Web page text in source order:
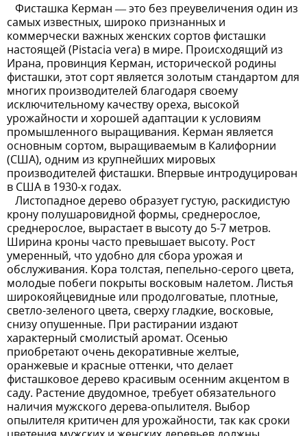
Фисташка Керман — это без преувеличения один из
самых известных, широко признанных и
коммерчески важных женских сортов фисташки
настоящей (Pistacia vera) в мире. Происходящий из
Ирана, провинция Керман, исторической родины
фисташки, этот сорт является золотым стандартом для
многих производителей благодаря своему
исключительному качеству ореха, высокой
урожайности и хорошей адаптации к условиям
промышленного выращивания. Керман является
основным сортом, выращиваемым в Калифорнии
(США), одним из крупнейших мировых
производителей фисташки. Впервые интродуцирован
в США в 1930-х годах.
Листопадное дерево образует густую, раскидистую
крону полушаровидной формы, среднерослое,
среднерослое, вырастает в высоту до 5-7 метров.
Ширина кроны часто превышает высоту. Рост
умеренный, что удобно для сбора урожая и
обслуживания. Кора толстая, пепельно-серого цвета,
молодые побеги покрыты восковым налетом. Листья
широкояйцевидные или продолговатые, плотные,
светло-зеленого цвета, сверху гладкие, восковые,
снизу опушенные. При растирании издают
характерный смолистый аромат. Осенью
приобретают очень декоративные желтые,
оранжевые и красные оттенки, что делает
фисташковое дерево красивым осенним акцентом в
саду. Растение двудомное, требует обязательного
наличия мужского дерева-опылителя. Выбор
опылителя критичен для урожайности, так как сроки